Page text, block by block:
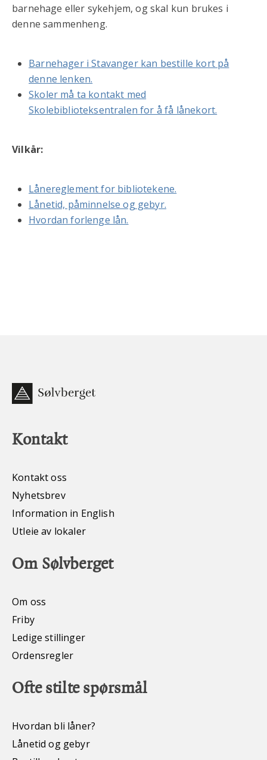
barnehage eller sykehjem, og skal kun brukes i
denne sammenheng.
Barnehager i Stavanger kan bestille kort på
denne lenken.
Skoler må ta kontakt med
Skolebiblioteksentralen for å få lånekort.
Vilkår:
Lånereglement for bibliotekene.
Lånetid, påminnelse og gebyr.
Hvordan forlenge lån.
Kontakt
Kontakt oss
Nyhetsbrev
Information in English
Utleie av lokaler
Om Sølvberget
Om oss
Friby
Ledige stillinger
Ordensregler
Ofte stilte spørsmål
Hvordan bli låner?
Lånetid og gebyr